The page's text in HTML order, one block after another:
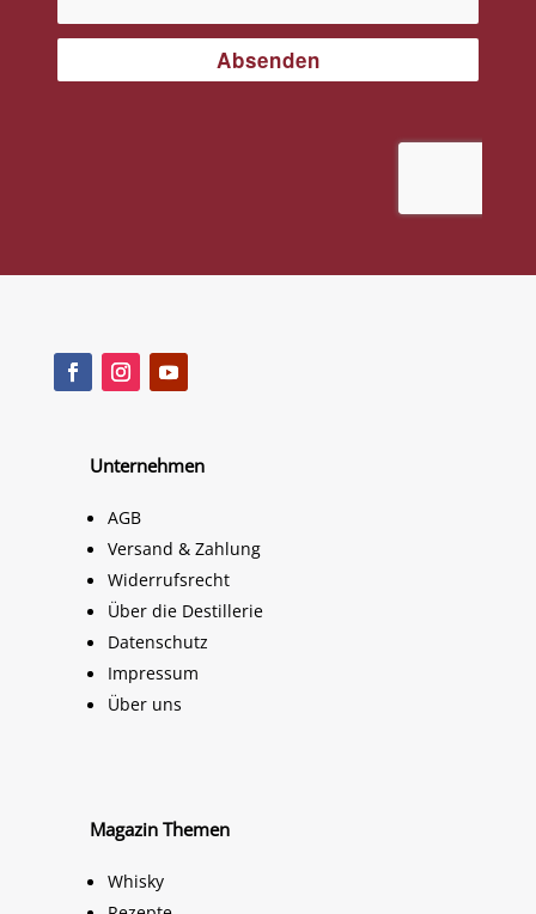
Unternehmen
AGB
Versand & Zahlung
Widerrufsrecht
Über die Destillerie
Datenschutz
Impressum
Über uns
Magazin Themen
Whisky